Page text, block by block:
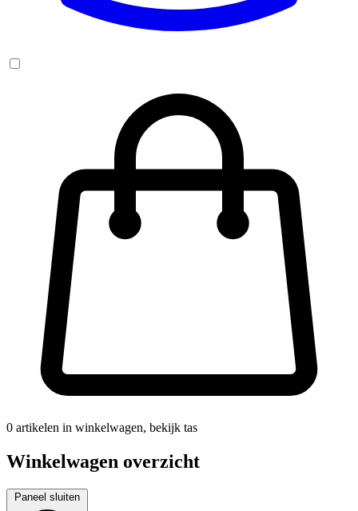
0 artikelen in winkelwagen, bekijk tas
Winkelwagen overzicht
Paneel sluiten